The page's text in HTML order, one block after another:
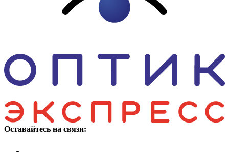
Оставайтесь на связи: